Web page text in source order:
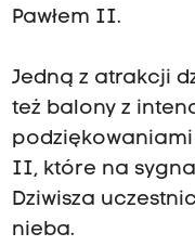
Pawłem II.
Jedną z atrakcji
też balony z
podziękowaniami
II, które na
Dziwisza
nieba.